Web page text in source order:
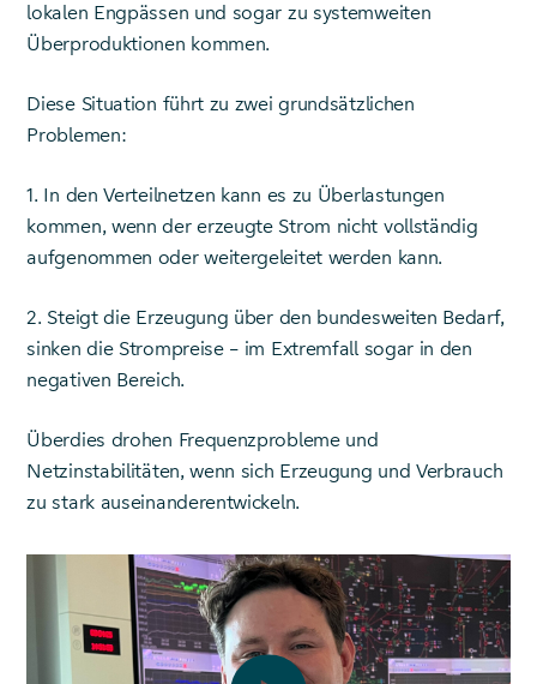
lokalen Engpässen und sogar zu systemweiten
Überproduktionen kommen.
Diese Situation führt zu zwei grundsätzlichen
Problemen:
1. In den Verteilnetzen kann es zu Überlastungen
kommen, wenn der erzeugte Strom nicht vollständig
aufgenommen oder weitergeleitet werden kann.
2. Steigt die Erzeugung über den bundesweiten Bedarf,
sinken die Strompreise – im Extremfall sogar in den
negativen Bereich.
Überdies drohen Frequenzprobleme und
Netzinstabilitäten, wenn sich Erzeugung und Verbrauch
zu stark auseinanderentwickeln.